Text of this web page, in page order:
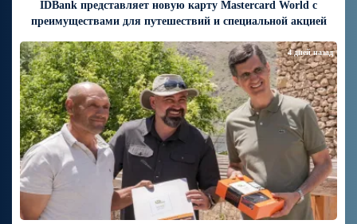
IDBank представляет новую карту Mastercard World с
преимуществами для путешествий и специальной акцией
4 дней назад